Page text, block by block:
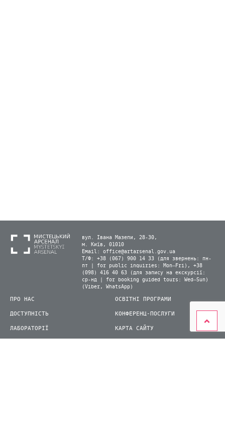
вул. Івана Мазепи, 28-30,
м. Київ, 01010
Email: office@artarsenal.gov.ua
Т/Ф: +38 (067) 900 14 33 (для звернень: пн-
пт | for public inquiries: Mon–Fri), +38
(098) 416 40 63 (для запису на екскурсії:
ср-нд | for booking guided tours: Wed–Sun)
(Viber, WhatsApp)
ПРО НАС
ДОСТУПНІСТЬ
ЛАБОРАТОРІЇ
ОСВІТНІ ПРОГРАМИ
КОНФЕРЕНЦ-ПОСЛУГИ
КАРТА САЙТУ